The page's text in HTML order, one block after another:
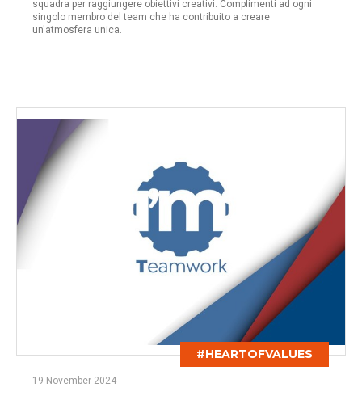
squadra per raggiungere obiettivi creativi. Complimenti ad ogni
singolo membro del team che ha contribuito a creare
un'atmosfera unica.
#HEARTOFVALUES
19 November 2024